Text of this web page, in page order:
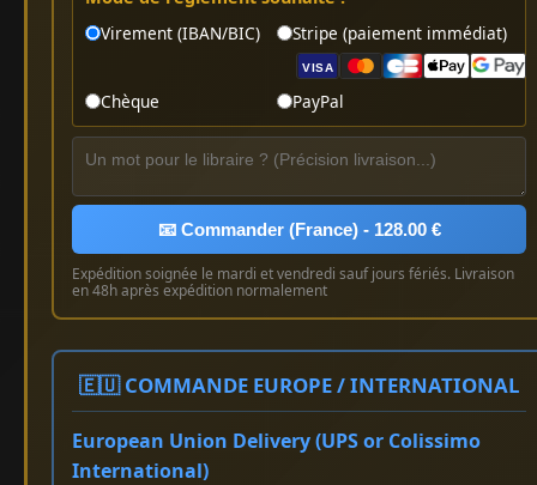
Virement (IBAN/BIC)
Stripe (paiement immédiat)
VISA
Chèque PayPal
📧 Commander (France) - 128.00 €
Expédition soignée le mardi et vendredi sauf jours fériés. Livraison
en 48h après expédition normalement
🇪🇺 COMMANDE EUROPE / INTERNATIONAL
European Union Delivery (UPS or Colissimo
International)